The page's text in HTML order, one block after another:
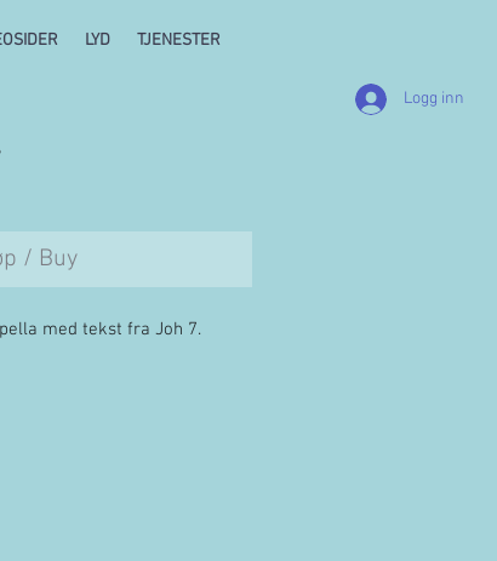
LYD TJENESTER
Logg inn
/ Buy
med tekst fra Joh 7.